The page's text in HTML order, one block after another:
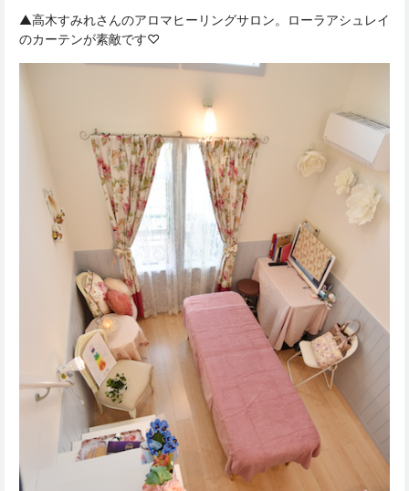
▲高木すみれさんのアロマヒーリングサロン。ローラアシュレイ
のカーテンが素敵です♡